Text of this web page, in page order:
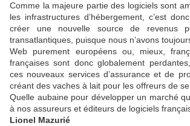
Comme la majeure partie des logiciels sont
les infrastructures d’hébergement, c’est
créer une nouvelle source de revenus
transatlantiques, puisque nous n’avons
Web purement européens ou, mieux,
françaises sont donc globalement
ces nouveaux services d’assurance et de
créant des vaches à lait pour les offreurs de
Quelle aubaine pour développer un marché
à nos assureurs et éditeurs de logiciels
Lionel Mazurié